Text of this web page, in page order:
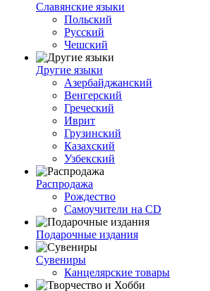
Славянские языки
Польский
Русский
Чешский
Другие языки
Азербайджанский
Венгерский
Греческий
Иврит
Грузинский
Казахский
Узбекский
Распродажа
Рождество
Самоучители на CD
Подарочные издания
Сувениры
Канцелярские товары